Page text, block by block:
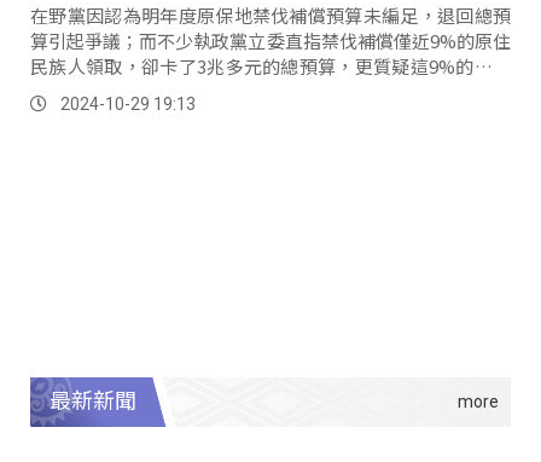
在野黨因認為明年度原保地禁伐補償預算未編足，退回總預
算引起爭議；而不少執政黨立委直指禁伐補償僅近9%的原住
民族人領取，卻卡了3兆多元的總預算，更質疑這9%的民眾
裡頭有多少是借名登記？補償金並非到族人手中？ 實地到桃
園復興區詢問，當地族人表示，不少沿著溪邊以及休閒場域
2024-10-29 19:13
最新新聞